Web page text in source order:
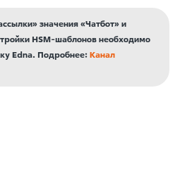
значения «Чатбот» и
HSM-шаблонов необходимо
Edna. Подробнее:Канал